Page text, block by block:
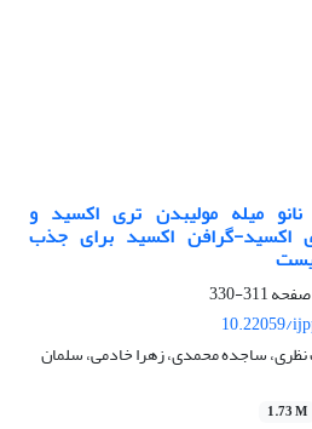
میله مولیبدن تری اکسید و
اکسید-گرافن اکسید برای جذب
311-330
10.22059/
ساجده محمدی، زهرا خادمی، سلمان
1.73 M